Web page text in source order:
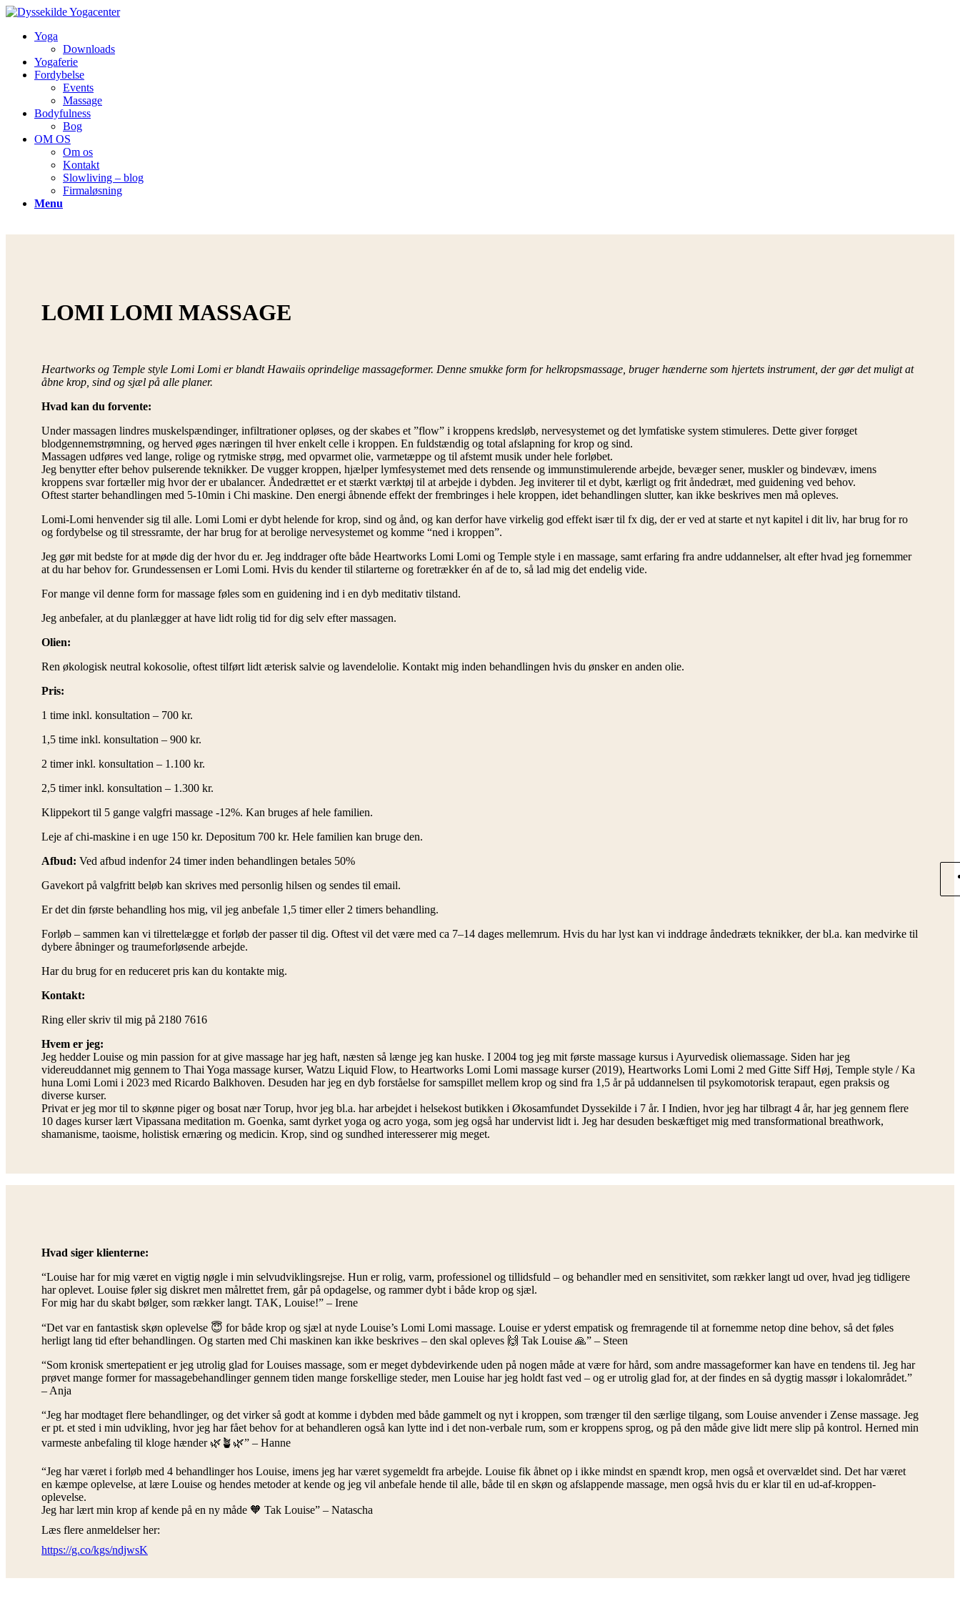
Yoga
Downloads
Yogaferie
Fordybelse
Events
Massage
Bodyfulness
Bog
OM OS
Om os
Kontakt
Slowliving – blog
Firmaløsning
Menu
LOMI LOMI MASSAGE
Heartworks og Temple style Lomi Lomi er blandt Hawaiis oprindelige massageformer. Denne smukke form for helkropsmassage, bruger hænderne som hjertets instrument, der gør det muligt at
åbne krop, sind og sjæl på alle planer.
Hvad kan du forvente:
Under massagen lindres muskelspændinger, infiltrationer opløses, og der skabes et ”flow” i kroppens kredsløb, nervesystemet og det lymfatiske system stimuleres. Dette giver forøget
blodgennemstrømning, og herved øges næringen til hver enkelt celle i kroppen. En fuldstændig og total afslapning for krop og sind.
Massagen udføres ved lange, rolige og rytmiske strøg, med opvarmet olie, varmetæppe og til afstemt musik under hele forløbet.
Jeg benytter efter behov pulserende teknikker. De vugger kroppen, hjælper lymfesystemet med dets rensende og immunstimulerende arbejde, bevæger sener, muskler og bindevæv, imens
kroppens svar fortæller mig hvor der er ubalancer. Åndedrættet er et stærkt værktøj til at arbejde i dybden. Jeg inviterer til et dybt, kærligt og frit åndedræt, med guidening ved behov.
Oftest starter behandlingen med 5-10min i Chi maskine. Den energi åbnende effekt der frembringes i hele kroppen, idet behandlingen slutter, kan ikke beskrives men må opleves.
Lomi-Lomi henvender sig til alle. Lomi Lomi er dybt helende for krop, sind og ånd, og kan derfor have virkelig god effekt især til fx dig, der er ved at starte et nyt kapitel i dit liv, har brug for ro
og fordybelse og til stressramte, der har brug for at berolige nervesystemet og komme “ned i kroppen”.
Jeg gør mit bedste for at møde dig der hvor du er. Jeg inddrager ofte både Heartworks Lomi Lomi og Temple style i en massage, samt erfaring fra andre uddannelser, alt efter hvad jeg fornemmer
at du har behov for. Grundessensen er Lomi Lomi. Hvis du kender til stilarterne og foretrækker én af de to, så lad mig det endelig vide.
For mange vil denne form for massage føles som en guidening ind i en dyb meditativ tilstand.
Jeg anbefaler, at du planlægger at have lidt rolig tid for dig selv efter massagen.
Olien:
Ren økologisk neutral kokosolie, oftest tilført lidt æterisk salvie og lavendelolie. Kontakt mig inden behandlingen hvis du ønsker en anden olie.
Pris:
1 time inkl. konsultation – 700 kr.
1,5 time inkl. konsultation – 900 kr.
2 timer inkl. konsultation – 1.100 kr.
2,5 timer inkl. konsultation – 1.300 kr.
Klippekort til 5 gange valgfri massage -12%. Kan bruges af hele familien.
Leje af chi-maskine i en uge 150 kr. Depositum 700 kr. Hele familien kan bruge den.
Afbud: Ved afbud indenfor 24 timer inden behandlingen betales 50%
Gavekort på valgfritt beløb kan skrives med personlig hilsen og sendes til email.
Er det din første behandling hos mig, vil jeg anbefale 1,5 timer eller 2 timers behandling.
Forløb – sammen kan vi tilrettelægge et forløb der passer til dig. Oftest vil det være med ca 7–14 dages mellemrum. Hvis du har lyst kan vi inddrage åndedræts teknikker, der bl.a. kan medvirke til
dybere åbninger og traumeforløsende arbejde.
Har du brug for en reduceret pris kan du kontakte mig.
Kontakt:
Ring eller skriv til mig på 2180 7616
Hvem er jeg:
Jeg hedder Louise og min passion for at give massage har jeg haft, næsten så længe jeg kan huske. I 2004 tog jeg mit første massage kursus i Ayurvedisk oliemassage. Siden har jeg
videreuddannet mig gennem to Thai Yoga massage kurser, Watzu Liquid Flow, to Heartworks Lomi Lomi massage kurser (2019), Heartworks Lomi Lomi 2 med Gitte Siff Høj, Temple style / Ka
huna Lomi Lomi i 2023 med Ricardo Balkhoven. Desuden har jeg en dyb forståelse for samspillet mellem krop og sind fra 1,5 år på uddannelsen til psykomotorisk terapaut, egen praksis og
diverse kurser.
Privat er jeg mor til to skønne piger og bosat nær Torup, hvor jeg bl.a. har arbejdet i helsekost butikken i Økosamfundet Dyssekilde i 7 år. I Indien, hvor jeg har tilbragt 4 år, har jeg gennem flere
10 dages kurser lært Vipassana meditation m. Goenka, samt dyrket yoga og acro yoga, som jeg også har undervist lidt i. Jeg har desuden beskæftiget mig med transformational breathwork,
shamanisme, taoisme, holistisk ernæring og medicin. Krop, sind og sundhed interesserer mig meget.
Hvad siger klienterne:
“Louise har for mig været en vigtig nøgle i min selvudviklingsrejse. Hun er rolig, varm, professionel og tillidsfuld – og behandler med en sensitivitet, som rækker langt ud over, hvad jeg tidligere
har oplevet. Louise føler sig diskret men målrettet frem, går på opdagelse, og rammer dybt i både krop og sjæl.
For mig har du skabt bølger, som rækker langt. TAK, Louise!” – Irene
“Det var en fantastisk skøn oplevelse 😇 for både krop og sjæl at nyde Louise’s Lomi Lomi massage. Louise er yderst empatisk og fremragende til at fornemme netop dine behov, så det føles
herligt lang tid efter behandlingen. Og starten med Chi maskinen kan ikke beskrives – den skal opleves 🙌 Tak Louise 🙏” – Steen
“Som kronisk smertepatient er jeg utrolig glad for Louises massage, som er meget dybdevirkende uden på nogen måde at være for hård, som andre massageformer kan have en tendens til. Jeg har
prøvet mange former for massagebehandlinger gennem tiden mange forskellige steder, men Louise har jeg holdt fast ved – og er utrolig glad for, at der findes en så dygtig massør i lokalområdet.”
– Anja
“Jeg har modtaget flere behandlinger, og det virker så godt at komme i dybden med både gammelt og nyt i kroppen, som trænger til den særlige tilgang, som Louise anvender i Zense massage. Jeg
er pt. et sted i min udvikling, hvor jeg har fået behov for at behandleren også kan lytte ind i det non-verbale rum, som er kroppens sprog, og på den måde give lidt mere slip på kontrol. Herned min
varmeste anbefaling til kloge hænder 🌿🪴🌿” – Hanne
“Jeg har været i forløb med 4 behandlinger hos Louise, imens jeg har været sygemeldt fra arbejde. Louise fik åbnet op i ikke mindst en spændt krop, men også et overvældet sind. Det har været
en kæmpe oplevelse, at lære Louise og hendes metoder at kende og jeg vil anbefale hende til alle, både til en skøn og afslappende massage, men også hvis du er klar til en ud-af-kroppen-
oplevelse.
Jeg har lært min krop af kende på en ny måde 🧡 Tak Louise” – Natascha
Læs flere anmeldelser her:
https://g.co/kgs/ndjwsK